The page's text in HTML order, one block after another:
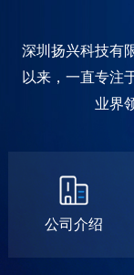
深圳扬兴科技有
以来，一直专注
业界
公司介绍